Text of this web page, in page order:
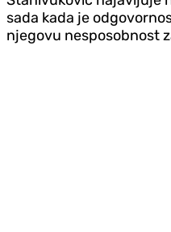
sada kada je
njegovu nesposobnost